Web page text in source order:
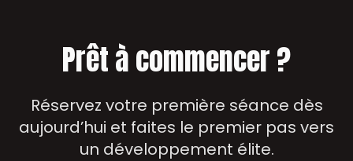
Prêt à commencer ?
Réservez votre première séance dès
aujourd’hui et faites le premier pas vers
un développement élite.